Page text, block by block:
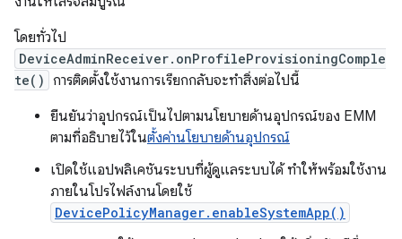
โดยทั่วไป
DeviceAdminReceiver.onProfileProvisioningComple
te() การติดตั้งใช้งานการเรียกกลับจะทำสิ่งต่อไปนี้
ยืนยันว่าอุปกรณ์เป็นไปตามนโยบายด้านอุปกรณ์ของ EMM
ตามที่อธิบายไว้ในตั้งค่านโยบายด้านอุปกรณ์
เปิดใช้แอปพลิเคชันระบบที่ผู้ดูแลระบบได้ ทำให้พร้อมใช้งาน
ภายในโปรไฟล์งานโดยใช้
DevicePolicyManager.enableSystemApp()